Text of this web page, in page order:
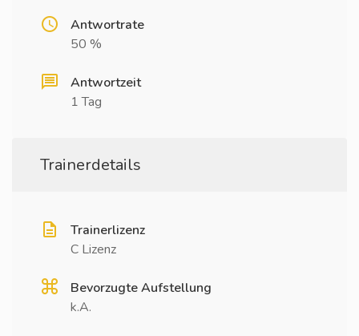
Antwortrate
50 %
Antwortzeit
1 Tag
Trainerdetails
Trainerlizenz
C Lizenz
Bevorzugte Aufstellung
k.A.